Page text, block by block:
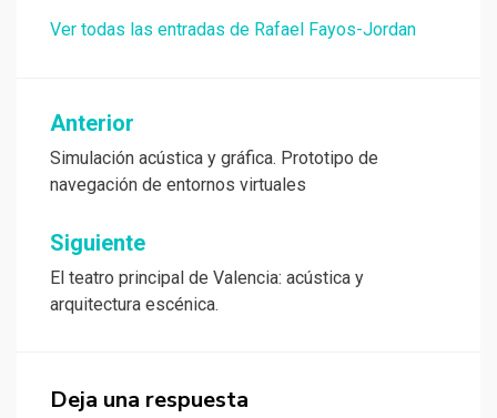
Ver todas las entradas de Rafael Fayos-Jordan
Navegación
de
entradas
Anterior
Simulación acústica y gráfica. Prototipo de
navegación de entornos virtuales
Siguiente
El teatro principal de Valencia: acústica y
arquitectura escénica.
Deja una respuesta